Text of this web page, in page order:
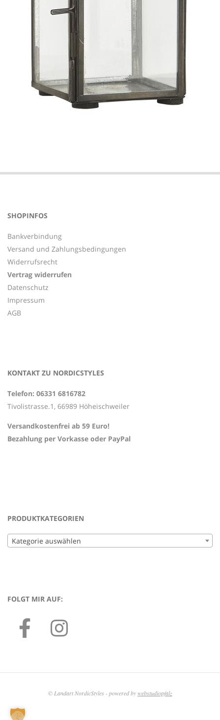
02-
SHOPINFOS
Bankverbindung
Versand und Zahlungsbedingungen
Widerrufsrecht
Vertrag widerrufen
Datenschutz
Impressum
AGB
KONTAKT ZU NORDICSTYLES
Telefon: 06331 6816782
Tivolistrasse.1, 66989 Höheischweiler
Versandkostenfrei ab 59 Euro!
Bezahlung per Vorkasse oder PayPal
PRODUKTKATEGORIEN
Kategorie auswählen
FOLGT MIR AUF:
© Landart NordicStyles - powered bywebstudiopfalz